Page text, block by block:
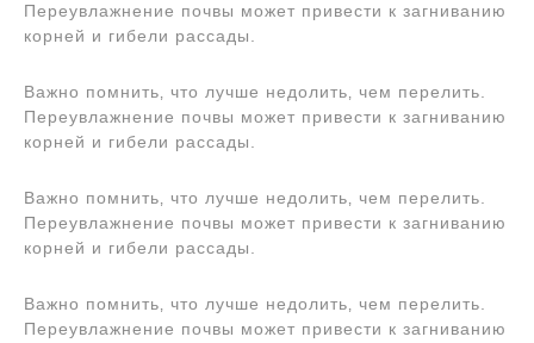
Переувлажнение почвы может привести к загниванию
корней и гибели рассады.
Важно помнить‚ что лучше недолить‚ чем перелить.
Переувлажнение почвы может привести к загниванию
корней и гибели рассады.
Важно помнить‚ что лучше недолить‚ чем перелить.
Переувлажнение почвы может привести к загниванию
корней и гибели рассады.
Важно помнить‚ что лучше недолить‚ чем перелить.
Переувлажнение почвы может привести к загниванию